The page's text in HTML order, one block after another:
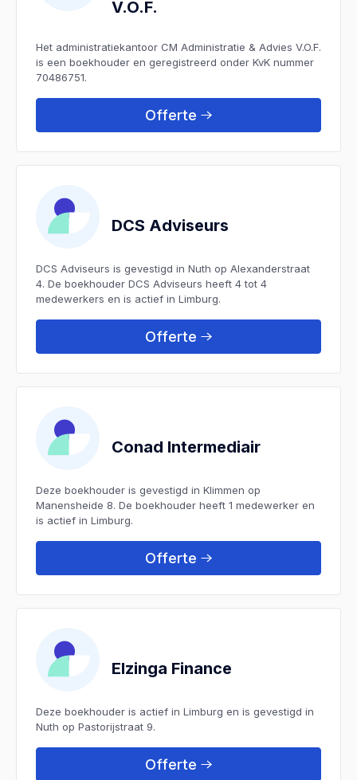
V.O.F.
Het administratiekantoor CM Administratie & Advies V.O.F.
is een boekhouder en geregistreerd onder KvK nummer
70486751.
Offerte
DCS Adviseurs
DCS Adviseurs is gevestigd in Nuth op Alexanderstraat
4. De boekhouder DCS Adviseurs heeft 4 tot 4
medewerkers en is actief in Limburg.
Offerte
Conad Intermediair
Deze boekhouder is gevestigd in Klimmen op
Manensheide 8. De boekhouder heeft 1 medewerker en
is actief in Limburg.
Offerte
Elzinga Finance
Deze boekhouder is actief in Limburg en is gevestigd in
Nuth op Pastorijstraat 9.
Offerte